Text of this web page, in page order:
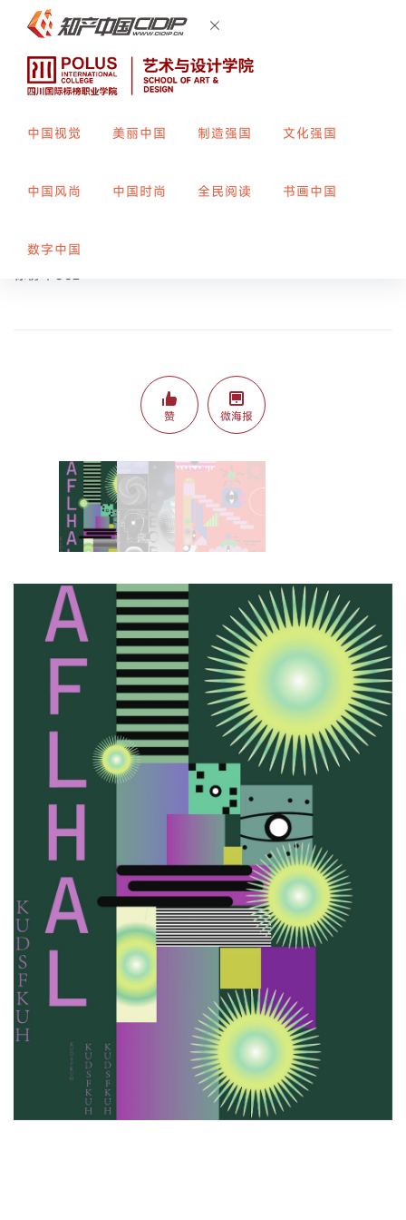
中国视觉 美丽中国 制造强国 文化强国
中国风尚 中国时尚 全民阅读 书画中国
数字中国
指导教师：
标榜平362
赞 微海报